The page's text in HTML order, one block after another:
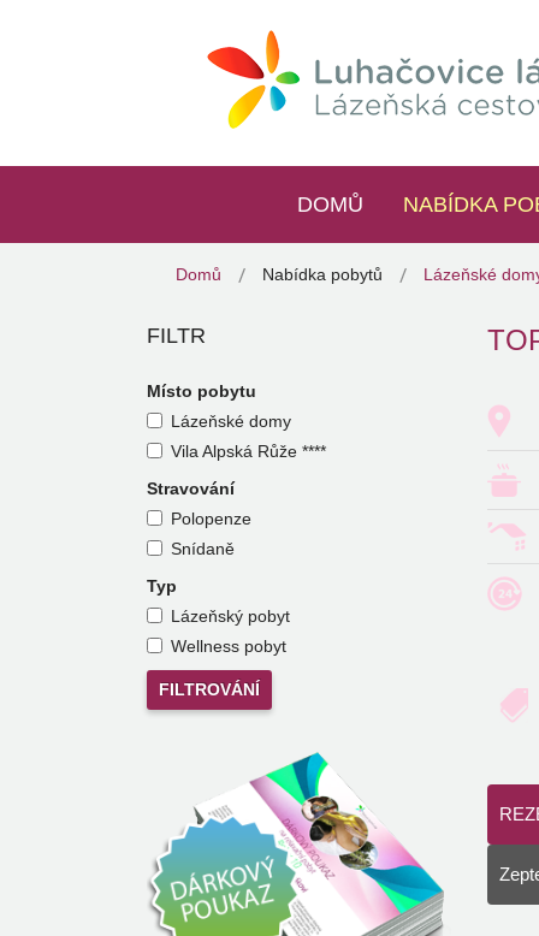
DOMŮ NABÍDKA
Domů Nabídka pobytů Lázeňské
FILTR
Místo pobytu
Lázeňské domy
Vila Alpská Růže ****
Stravování
Polopenze
Snídaně
Typ
Lázeňský pobyt
Wellness pobyt